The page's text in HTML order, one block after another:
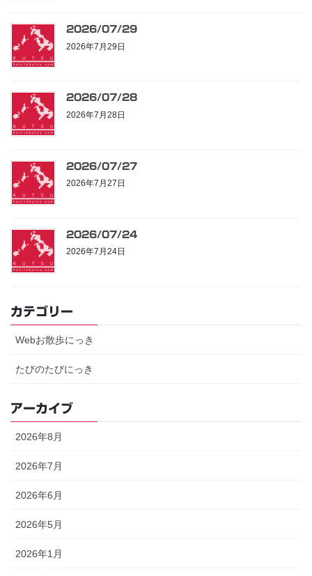
2026/07/29
2026年7月29日
2026/07/28
2026年7月28日
2026/07/27
2026年7月27日
2026/07/24
2026年7月24日
カテゴリー
Webお散歩にっき
たびのたびにっき
アーカイブ
2026年8月
2026年7月
2026年6月
2026年5月
2026年1月